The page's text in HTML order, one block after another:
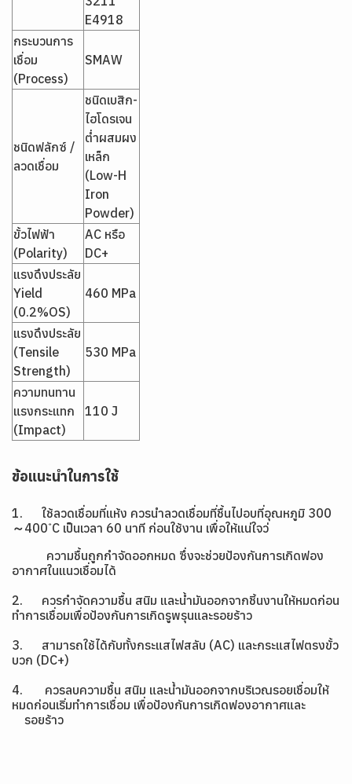
E4918
กระบวนการ
เชื่อม
(Process)
SMAW
ชนิดฟลักซ์ /
ลวดเชื่อม
ชนิดเบสิก-
ไฮโดรเจน
ต่ำผสมผง
เหล็ก
(Low-H
Iron
Powder)
ขั้วไฟฟ้า
(Polarity)
AC หรือ
DC+
แรงดึงประลัย
Yield
(0.2%OS)
460 MPa
แรงดึงประลัย
(Tensile
Strength)
530 MPa
ความทนทาน
แรงกระแทก
(Impact)
110 J
ข้อแนะนำในการใช้
1. ใช้ลวดเชื่อมที่แห้ง ควรนำลวดเชื่อมที่ชื้นไปอบที่อุณหภูมิ 300
～400 ํC เป็นเวลา 60 นาที ก่อนใช้งาน เพื่อให้แน่ใจว่
ความชื้นถูกกำจัดออกหมด ซึ่งจะช่วยป้องกันการเกิดฟอง
อากาศในแนวเชื่อมได้
2. ควรกำจัดความชื้น สนิม และน้ำมันออกจากชิ้นงานให้หมดก่อน
ทำการเชื่อมเพื่อป้องกันการเกิดรูพรุนและรอยร้าว
3. สามารถใช้ได้กับทั้งกระแสไฟสลับ (AC) และกระแสไฟตรงขั้ว
บวก (DC+)
4. ควรลบความชื้น สนิม และน้ำมันออกจากบริเวณรอยเชื่อมให้
หมดก่อนเริ่มทำการเชื่อม เพื่อป้องกันการเกิดฟองอากาศและ
รอยร้าว